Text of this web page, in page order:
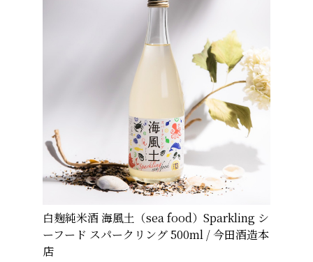
白麹純米酒 海風土（sea food）Sparkling シ
ーフード スパークリング 500ml / 今田酒造本
店